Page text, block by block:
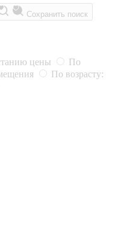
Сохранить поиск
цены
По
По возрасту: